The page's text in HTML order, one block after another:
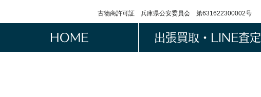
古物商許可証 兵庫県公安委員会 第631622300002号
HOME 出張買取・LINE査定